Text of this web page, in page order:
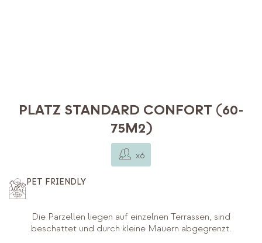
PLATZ STANDARD CONFORT (60-
75M2)
x6
PET FRIENDLY
Die Parzellen liegen auf einzelnen Terrassen, sind
beschattet und durch kleine Mauern abgegrenzt.